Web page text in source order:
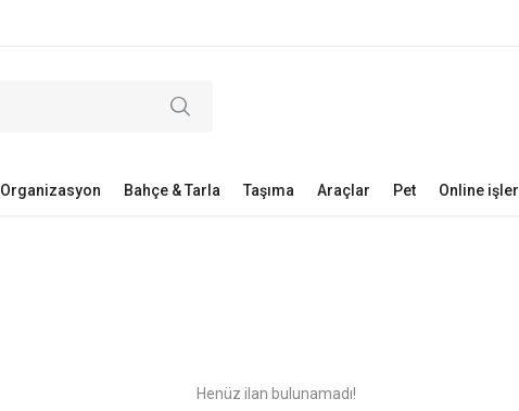
Organizasyon Bahçe & Tarla Taşıma Araçlar Pet Online işler
Henüz ilan bulunamadı!